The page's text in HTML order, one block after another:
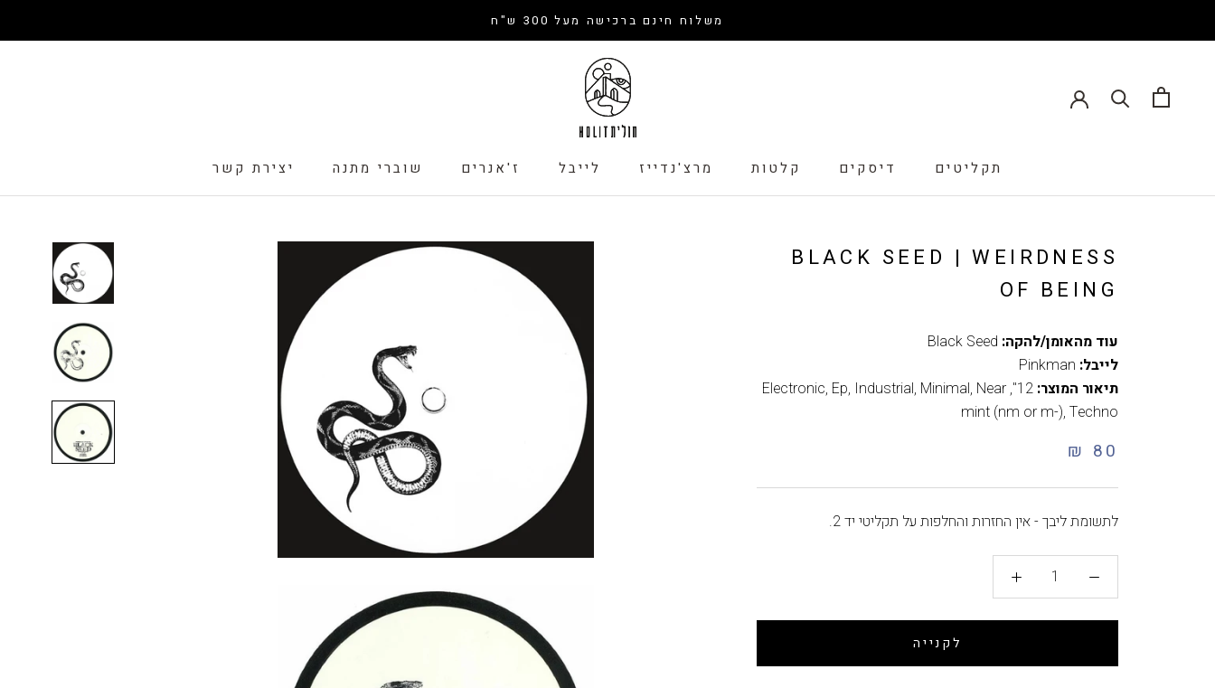
משלוח חינם ברכישה מעל 300 ש"ח
תקליטים
דיסקים
קלטות
מרצ'נדייז
לייבל
ז'אנרים
שוברי מתנה
יצירת קשר
BLACK SEED | WEIRDNESS
OF BEING
עוד מהאומן/להקה: Black Seed
לייבל: Pinkman
תיאור המוצר: 12"
,
Electronic, Ep, Industrial, Minimal, Near
mint (nm or m-), Techno
80 ₪
לתשומת ליבך - אין החזרות והחלפות על תקליטי יד 2.
לקנייה